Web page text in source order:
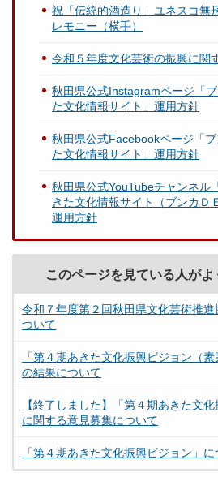
祝「伝統的酒造り」ユネスコ
レモニー（横手）
令和５年度文化芸術の振興に関
秋田県公式Instagramページ「
た文化情報サイト」運用方針
秋田県公式Facebookページ「
た文化情報サイト」運用方針
秋田県公式YouTubeチャンネ
きた文化情報サイト（ブンカＤ
運用方針
このページを見ている人が
令和７年度第２回秋田県文化芸術推
ついて
「第４期あきた文化振興ビジョン（
の結果について
【終了しました】「第４期あきた文
に関する意見募集について
「第４期あきた文化振興ビジョン」に